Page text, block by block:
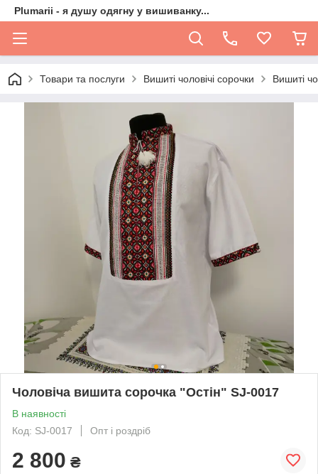
Plumarii - я душу одягну у вишиванку...
Товари та послуги Вишиті чоловічі сорочки Вишиті
Чоловіча вишита сорочка "Остін" SJ-0017
В наявності
Код: SJ-0017
Опт і роздріб
2 800 ₴